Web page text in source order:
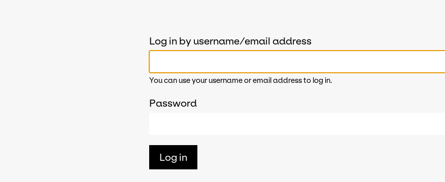
Log in by username/email address
You can use your username or email address to log in.
Password